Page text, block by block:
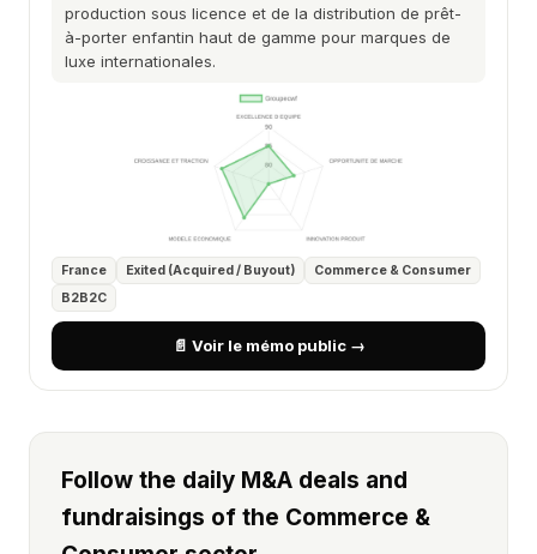
production sous licence et de la distribution de prêt-
à-porter enfantin haut de gamme pour marques de
luxe internationales.
France Exited (Acquired / Buyout)
Commerce & Consumer
B2B2C
📄 Voir le mémo public →
Follow the daily M&A deals and
fundraisings of the Commerce &